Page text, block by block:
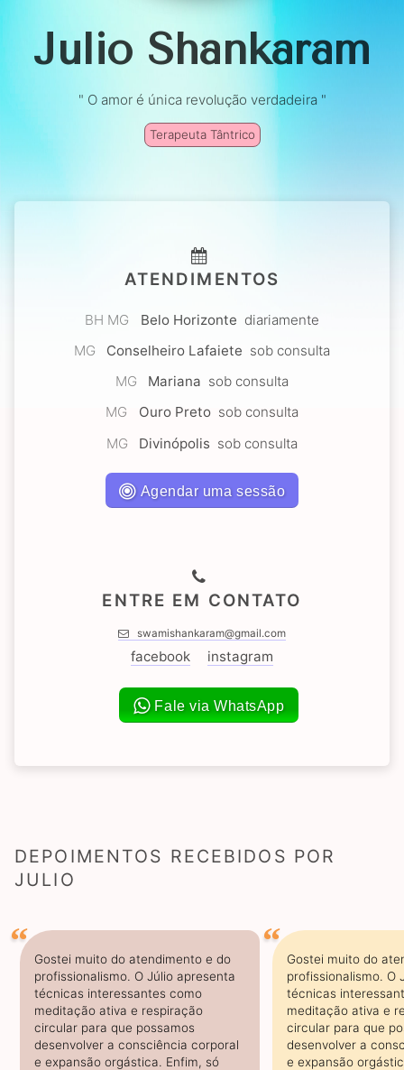
Julio Shankaram
" O amor é única revolução verdadeira "
Terapeuta Tântrico
ATENDIMENTOS
BH MG Belo Horizonte diariamente
MG
Conselheiro Lafaiete sob consulta
MG
Mariana sob consulta
MG
Ouro Preto sob consulta
MG
Divinópolis sob consulta
Agendar uma sessão
ENTRE EM CONTATO
swamishankaram@gmail.com
facebook instagram
Fale via WhatsApp
DEPOIMENTOS RECEBIDOS POR
JULIO
Gostei muito do atendimento e do
profissionalismo. O Júlio apresenta
técnicas interessantes como
meditação ativa e respiração
circular para que possamos
desenvolver a consciência corporal
e expansão orgástica. Enfim, só
Gostei muito do
profissionalismo. O
técnicas
meditação ativa e
circular para que
desenvolver a
e expansão